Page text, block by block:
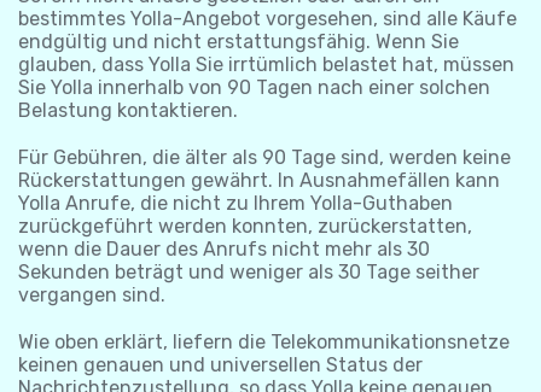
bestimmtes Yolla-Angebot vorgesehen, sind alle Käufe
endgültig und nicht erstattungsfähig. Wenn Sie
glauben, dass Yolla Sie irrtümlich belastet hat, müssen
Sie Yolla innerhalb von 90 Tagen nach einer solchen
Belastung kontaktieren.
Für Gebühren, die älter als 90 Tage sind, werden keine
Rückerstattungen gewährt. In Ausnahmefällen kann
Yolla Anrufe, die nicht zu Ihrem Yolla-Guthaben
zurückgeführt werden konnten, zurückerstatten,
wenn die Dauer des Anrufs nicht mehr als 30
Sekunden beträgt und weniger als 30 Tage seither
vergangen sind.
Wie oben erklärt, liefern die Telekommunikationsnetze
keinen genauen und universellen Status der